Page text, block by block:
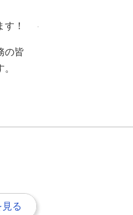
！
の皆
る